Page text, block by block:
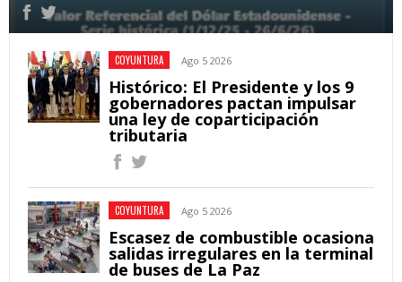
COYUNTURA Ago 5 2026
Histórico: El Presidente y los 9
gobernadores pactan impulsar
una ley de coparticipación
tributaria
COYUNTURA Ago 5 2026
Escasez de combustible ocasiona
salidas irregulares en la terminal
de buses de La Paz